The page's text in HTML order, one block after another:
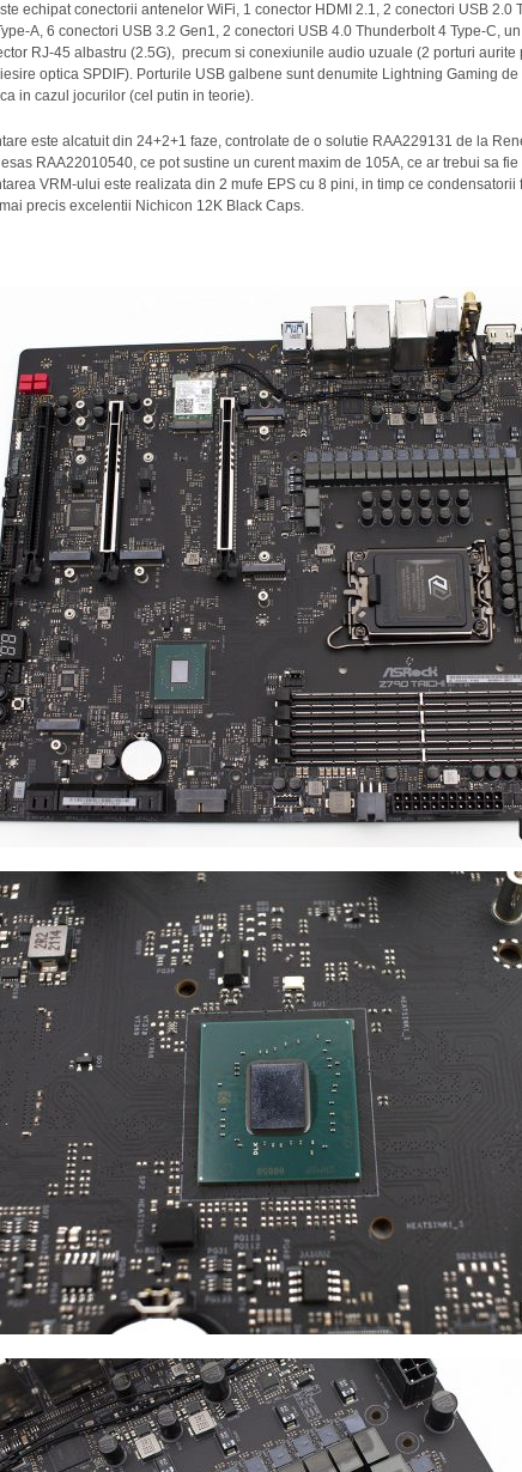
echipat conectorii antenelor WiFi, 1 conector HDMI 2.1, 2 conectori USB 2.0
A, 6 conectori USB 3.2 Gen1, 2 conectori USB 4.0 Thunderbolt 4 Type-C,
RJ-45 albastru (2.5G), precum si conexiunile audio uzuale (2 porturi aurite
optica SPDIF). Porturile USB galbene sunt denumite Lightning Gaming de
in cazul jocurilor (cel putin in teorie).
este alcatuit din 24+2+1 faze, controlate de o solutie RAA229131 de la
RAA22010540, ce pot sustine un curent maxim de 105A, ce ar trebui sa fie
VRM-ului este realizata din 2 mufe EPS cu 8 pini, in timp ce condensatorii
precis excelentii Nichicon 12K Black Caps.